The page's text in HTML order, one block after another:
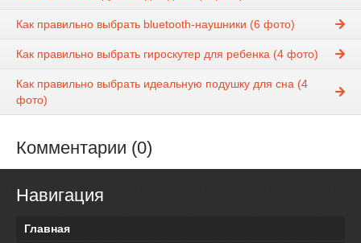
Как правильно выбрать bluetooth-наушники (6 фото)
Как правильно выбрать гироскутер для ребенка (4 фото)
Как правильно выбрать идеальную подушку для сна (4
фото)
Комментарии (0)
Навигация
Главная